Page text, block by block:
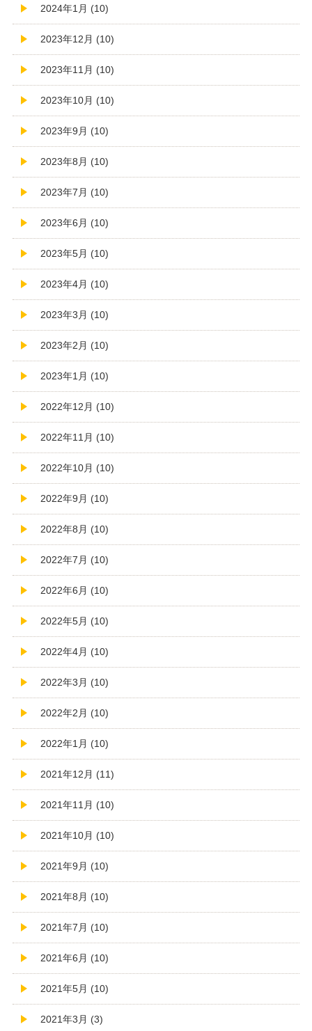
2024年1月 (10)
2023年12月 (10)
2023年11月 (10)
2023年10月 (10)
2023年9月 (10)
2023年8月 (10)
2023年7月 (10)
2023年6月 (10)
2023年5月 (10)
2023年4月 (10)
2023年3月 (10)
2023年2月 (10)
2023年1月 (10)
2022年12月 (10)
2022年11月 (10)
2022年10月 (10)
2022年9月 (10)
2022年8月 (10)
2022年7月 (10)
2022年6月 (10)
2022年5月 (10)
2022年4月 (10)
2022年3月 (10)
2022年2月 (10)
2022年1月 (10)
2021年12月 (11)
2021年11月 (10)
2021年10月 (10)
2021年9月 (10)
2021年8月 (10)
2021年7月 (10)
2021年6月 (10)
2021年5月 (10)
2021年3月 (3)